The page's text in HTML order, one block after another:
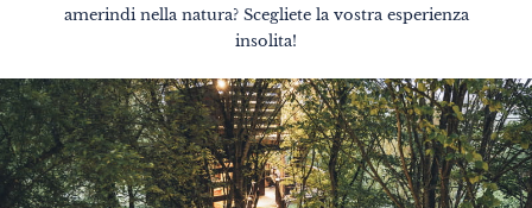
amerindi nella natura? Scegliete la vostra esperienza
insolita!